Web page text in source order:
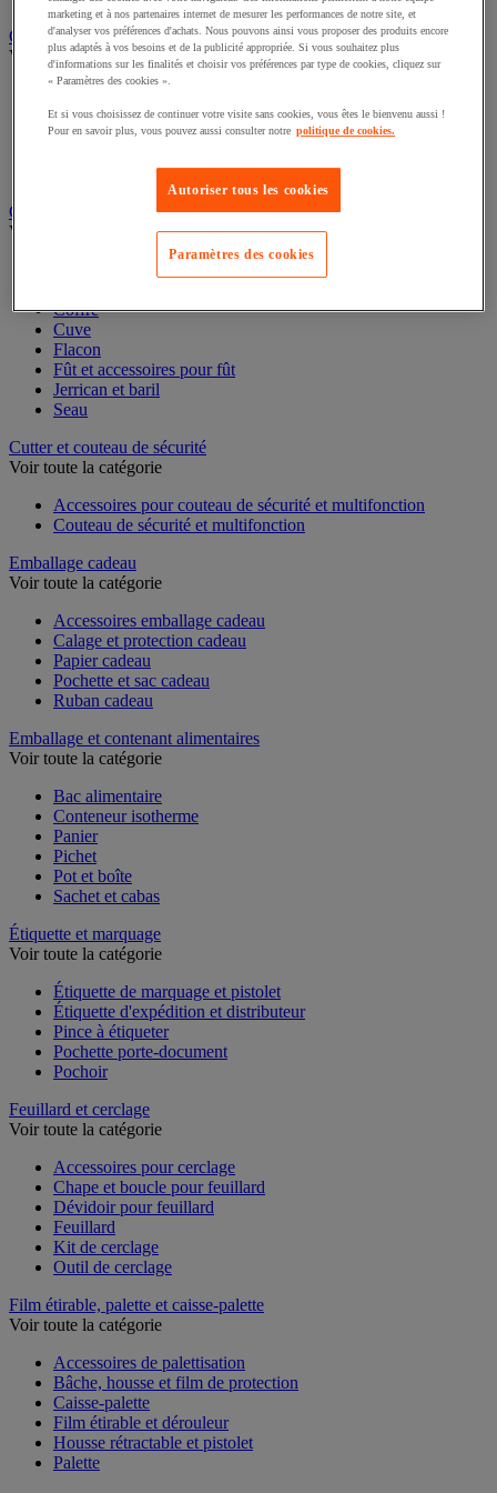
Rangement pour bacs
Caisse carton, enveloppe et boîte postale
Voir toute la catégorie
Boîte et tube d'expédition
Caisse carton
Caisse-palette carton
Enveloppe et pochette d'expédition
Contenant et fût
Citerne
Coffre
Cuve
Flacon
Fût et accessoires pour fût
Jerrican et baril
Cutter et couteau de sécurité
Accessoires pour couteau de sécurité et multifonction
Emballage cadeau
Accessoires emballage cadeau
Calage et protection cadeau
Papier cadeau
Pochette et sac cadeau
Emballage et contenant alimentaires
Bac alimentaire
Conteneur isotherme
Panier
Pichet
Pot et boîte
Étiquette et marquage
Étiquette de marquage et pistolet
Étiquette d'expédition et distributeur
Pince à étiqueter
Pochette porte-document
Feuillard et cerclage
Accessoires pour cerclage
Chape et boucle pour feuillard
Dévidoir pour feuillard
Feuillard
Kit de cerclage
Film étirable, palette et caisse-palette
Accessoires de palettisation
Bâche, housse et film de protection
Caisse-palette
Film étirable et dérouleur
Housse rétractable et pistolet
marketing et à nos partenaires internet de mesurer les performances de notre site, et
d'analyser vos préférences d'achats. Nous pouvons ainsi vous proposer des produits encore
plus adaptés à vos besoins et de la publicité appropriée. Si vous souhaitez plus
d'informations sur les finalités et choisir vos préférences par type de cookies, cliquez sur
« Paramètres des cookies ».
Et si vous choisissez de continuer votre visite sans cookies, vous êtes le bienvenu aussi !
Pour en savoir plus, vous pouvez aussi consulter notre politique de cookies.
Autoriser tous les cookies
Paramètres des cookies